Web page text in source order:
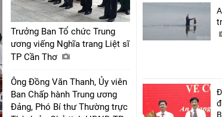
Trưởng Ban Tổ chức Trung
ương viếng Nghĩa trang Liệt sĩ
TP Cần Thơ
Ông Đồng Văn Thanh, Ủy viên
Ban Chấp hành Trung ương
Đảng, Phó Bí thư Thường trực